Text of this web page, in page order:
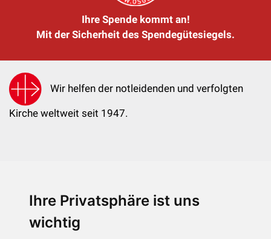
Ihre Privatsphäre ist uns
wichtig
Ihre Spende kommt an!
Mit der Sicherheit des Spendegütesiegels.
Wir helfen der notleidenden und verfolgten
Kirche weltweit seit 1947.
KIRCHE IN NOT - Österreich